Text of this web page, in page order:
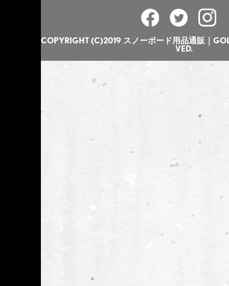
COPYRIGHT (C)2019 スノーボード用品通販｜
VED.